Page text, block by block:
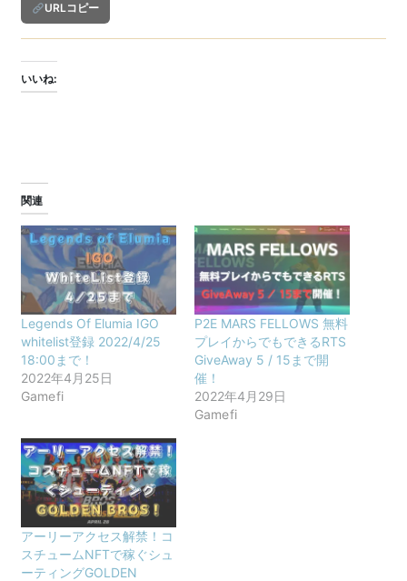
URLコピー
いいね:
関連
Legends Of Elumia IGO
whitelist登録 2022/4/25
18:00まで！
2022年4月25日
Gamefi
P2E MARS FELLOWS 無料
プレイからでもできるRTS
GiveAway 5 / 15まで開
催！
2022年4月29日
Gamefi
アーリーアクセス解禁！コ
スチュームNFTで稼ぐシュ
ーティングGOLDEN